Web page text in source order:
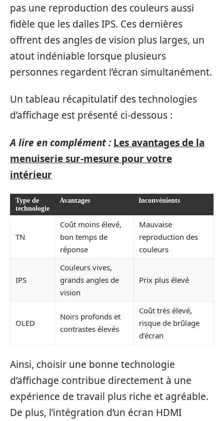
pas une reproduction des couleurs aussi
fidèle que les dalles IPS. Ces dernières
offrent des angles de vision plus larges, un
atout indéniable lorsque plusieurs
personnes regardent l’écran simultanément.
Un tableau récapitulatif des technologies
d’affichage est présenté ci-dessous :
A lire en complément : Les avantages de la
menuiserie sur-mesure pour votre
intérieur
Type de
technologie
Avantages Inconvénients
TN
Coût moins élevé,
bon temps de
réponse
Mauvaise
reproduction des
couleurs
IPS
Couleurs vives,
grands angles de
vision
Prix plus élevé
OLED
Noirs profonds et
contrastes élevés
Coût très élevé,
risque de brûlage
d’écran
Ainsi, choisir une bonne technologie
d’affichage contribue directement à une
expérience de travail plus riche et agréable.
De plus, l’intégration d’un écran HDMI